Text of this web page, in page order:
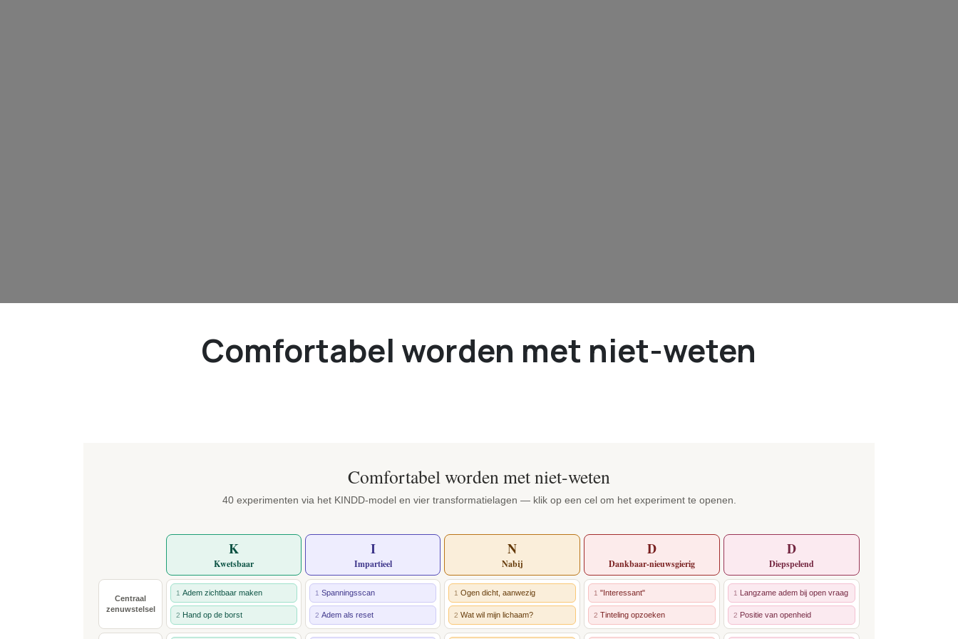
Comfortabel worden met niet-weten
Comfortabel worden met niet-weten
40 experimenten via het KINDD-model en vier transformatielagen — klik op een cel om het experiment te openen.
K
Kwetsbaar
I
Impartieel
N
Nabij
D
Dankbaar-nieuwsgierig
D
Diepspelend
Centraal
zenuwstelsel
1 Adem zichtbaar maken
2 Hand op de borst
1 Spanningsscan
2 Adem als reset
1 Ogen dicht, aanwezig
2 Wat wil mijn lichaam?
1 "Interessant"
2 Tinteling opzoeken
1 Langzame adem bij open vraag
2 Positie van openheid